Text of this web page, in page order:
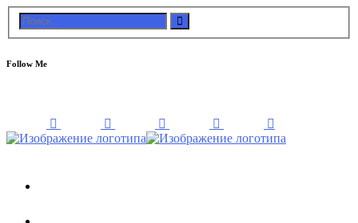
Follow Me